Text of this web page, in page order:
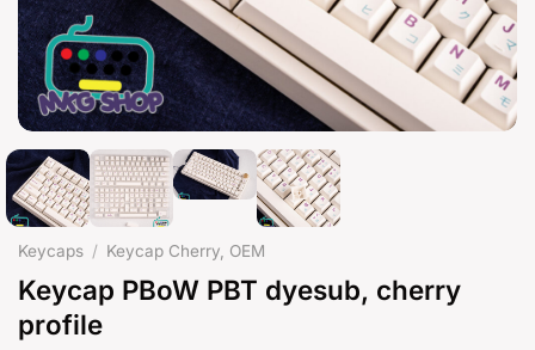
Keycaps / Keycap Cherry, OEM
Keycap PBoW PBT dyesub, cherry
profile